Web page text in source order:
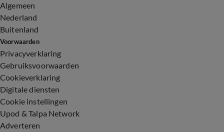
Algemeen
Nederland
Buitenland
Voorwaarden
Privacyverklaring
Gebruiksvoorwaarden
Cookieverklaring
Digitale diensten
Cookie instellingen
Upod & Talpa Network
Adverteren